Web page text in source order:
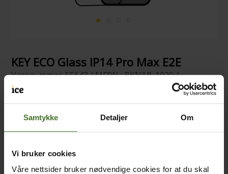
Samtykke Detaljer Om
Vi bruker cookies
Våre nettsider bruker nødvendige cookies for at du skal
KEY ECO Glass IP14 Pro Max E2E
Varenummer: 55643 / MFPN : BKNAB-1020 /
GTIN/EAN: 7090027185739